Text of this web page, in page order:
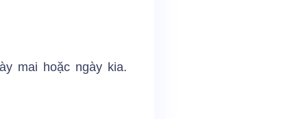
mai hoặc ngày kia.